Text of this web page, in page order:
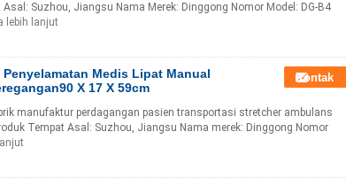
Suzhou, Jiangsu Nama Merek: Dinggong Nomor Model: DG-B4
lebih lanjut
Medis Lipat Manual
X 17 X 59cm
Kontak
manufaktur perdagangan pasien transportasi stretcher ambulans
Tempat Asal: Suzhou, Jiangsu Nama merek: Dinggong Nomor